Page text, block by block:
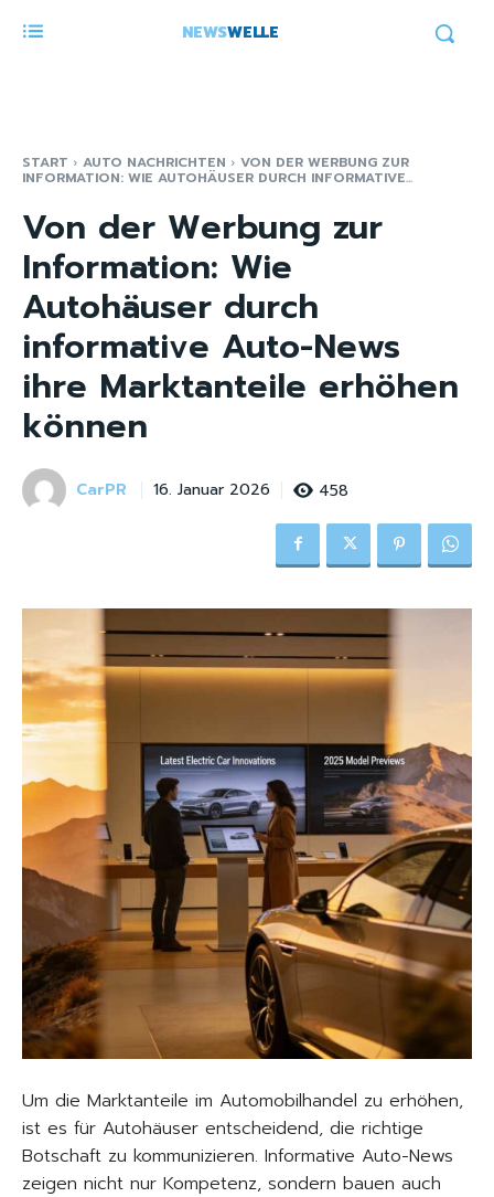
NEWSWELLE
START AUTO NACHRICHTEN VON DER WERBUNG ZUR
INFORMATION: WIE AUTOHÄUSER DURCH INFORMATIVE...
Von der Werbung zur
Information: Wie
Autohäuser durch
informative Auto-News
ihre Marktanteile erhöhen
können
CarPR 16. Januar 2026 458
Um die Marktanteile im Automobilhandel zu erhöhen,
ist es für Autohäuser entscheidend, die richtige
Botschaft zu kommunizieren. Informative Auto-News
zeigen nicht nur Kompetenz, sondern bauen auch